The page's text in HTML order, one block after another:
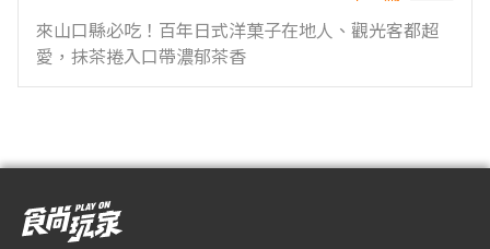
來山口縣必吃！百年日式洋菓子在地人、觀光客都超
愛，抹茶捲入口帶濃郁茶香